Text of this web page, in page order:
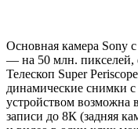
Основная камера Sony
— на 50 млн. пикселей,
Телескоп Super
динамические снимки
устройством возможна
записи до 8К (задняя